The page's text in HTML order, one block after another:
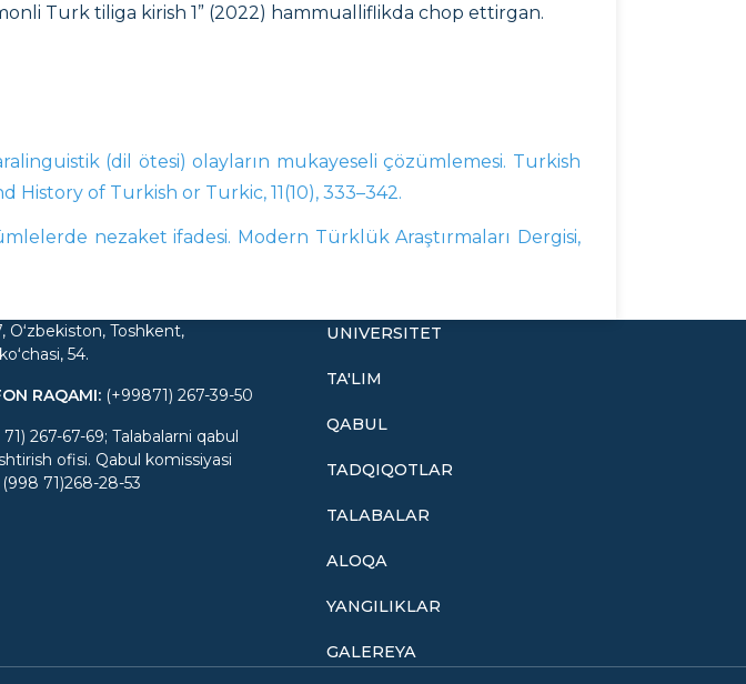
Turk tiliga kirish 1” (2022) hammualliflikda chop ettirgan.
(dil ötesi) olayların mukayeseli çözümlemesi. Turkish
of Turkish or Turkic, 11(10), 333–342.
nezaket ifadesi. Modern Türklük Araştırmaları Dergisi,
Oʻzbekiston, Toshkent,
54.
RAQAMI: (+99871) 267-39-50
267-67-69; Talabalarni qabul
ofisi. Qabul komissiyasi
71)268-28-53
UNIVERSITET
TA'LIM
QABUL
TADQIQOTLAR
TALABALAR
ALOQA
YANGILIKLAR
GALEREYA